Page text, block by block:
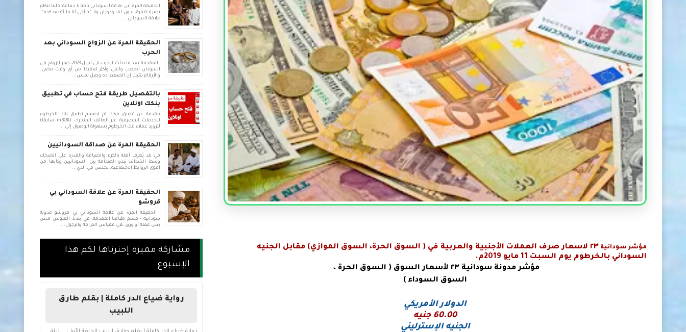
مؤشر سودانية ٢٣ لاسعار صرف العملات الأجنبية والعربية في( السوق الحرة، السوق الموازي) مقابل الجنيه
السوداني بالخرطوم يوم السبت 11 مايو 2019م.
مؤشر مدونة سودانية٢٣ لأسعار السوق ( السوق الحرة ،
السوق السوداء )
الدولار الأمريكي
60.00 جنيه
الجنيه الإسترليني
الحقيقة المرة عن علاقة السوداني بأمه يا جماعة، خلينا نتكلم
بصراحة مرة، بدون لف ودوران ولا "يا أخي أنا ما أقصد كده".
علاقة السوداني...
الحقيقة المرة عن الزواج السوداني بعد
الحرب
المقدمة بعد ما بدأت الحرب في أبريل 2023، صار الزواج في
السودان أصعب وأغلى وأكثر تعقيدًا من أي وقت مضى.
والأرقام بتثبت إن الضغط ده وصل لمس...
بالتفصيل طريقة فتح حساب في تطبيق
بنكك اونلاين
مقدمة عن تطبيق بنكك تم تصميم تطبيق بنك الخرطوم
للخدمات المصرفية عبر الهاتف المتحرك (mBOK سابقًا)
لتزويد عملاء بنك الخرطوم بسهولة الوصول إلى ...
الحقيقة المرة عن صداقة السودانيين
في بلد يُعرف أهله بالكرم والضيافة والقدرة على الضحك
وسط الشدائد، تبدو الصداقة بين السودانيين وكأنها من
أقوى الروابط الاجتماعية. نجلس في الدي...
الحقيقة المرة عن علاقة السوداني بي
قروشو
الحقيقة المرة عن علاقة السوداني بي قروشو مدونة
سودانية - قسم طباعنا المقدمة: في بلدنا، الفلوس مش
بس عملة أو ورق، هي مقياس الكرامة والرجول...
مشاركة مميزة إخترناها لكم هذا
الإسبوع
رواية ضياع الدر كاملة | بقلم طارق
اللبيب